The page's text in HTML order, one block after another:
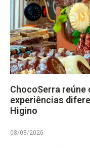
ChocoSerra
experiências
Higino
08/08/2026